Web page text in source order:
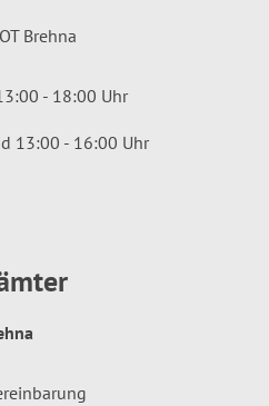
Brehna
- 18:00 Uhr
13:00 - 16:00 Uhr